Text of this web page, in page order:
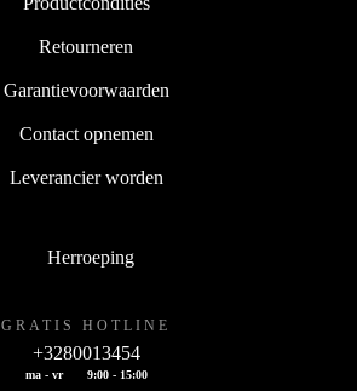
Retourneren
Garantievoorwaarden
Contact opnemen
Leverancier worden
Herroeping
GRATIS HOTLINE
+3280013454
ma - vr 9:00 - 15:00